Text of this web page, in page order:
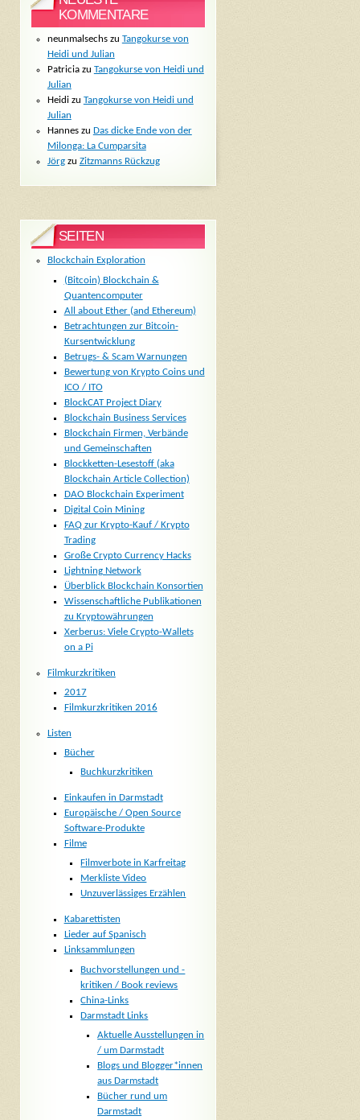
KOMMENTARE
neunmalsechszu Tangokurse von
Heidi und Julian
Patriciazu Tangokurse von Heidi und
Julian
Heidizu Tangokurse von Heidi und
Julian
Hanneszu Das dicke Ende von der
Milonga: La Cumparsita
Jörgzu Zitzmanns Rückzug
SEITEN
Blockchain Exploration
(Bitcoin) Blockchain &
Quantencomputer
All about Ether (and Ethereum)
Betrachtungen zur Bitcoin-
Kursentwicklung
Betrugs- & Scam Warnungen
Bewertung von Krypto Coins und
ICO / ITO
BlockCAT Project Diary
Blockchain Business Services
Blockchain Firmen, Verbände
und Gemeinschaften
Blockketten-Lesestoff (aka
Blockchain Article Collection)
DAO Blockchain Experiment
Digital Coin Mining
FAQ zur Krypto-Kauf / Krypto
Trading
Große Crypto Currency Hacks
Lightning Network
Überblick Blockchain Konsortien
Wissenschaftliche Publikationen
zu Kryptowährungen
Xerberus: Viele Crypto-Wallets
on a Pi
Filmkurzkritiken
2017
Filmkurzkritiken 2016
Listen
Bücher
Buchkurzkritiken
Einkaufen in Darmstadt
Europäische / Open Source
Software-Produkte
Filme
Filmverbote in Karfreitag
Merkliste Video
Unzuverlässiges Erzählen
Kabarettisten
Lieder auf Spanisch
Linksammlungen
Buchvorstellungen und -
kritiken / Book reviews
China-Links
Darmstadt Links
Aktuelle Ausstellungen in
/ um Darmstadt
Blogs und Blogger*innen
aus Darmstadt
Bücher rund um
Darmstadt